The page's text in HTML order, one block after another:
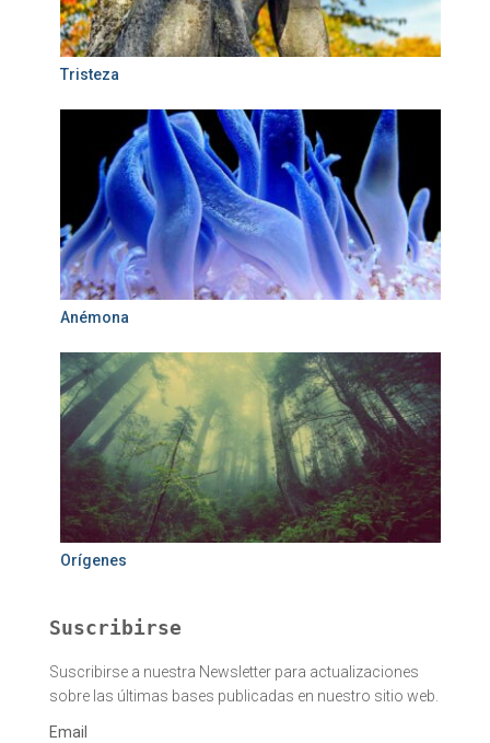
Tristeza
Anémona
Orígenes
Suscribirse
Suscribirse a nuestra Newsletter para actualizaciones
sobre las últimas bases publicadas en nuestro sitio web.
Email